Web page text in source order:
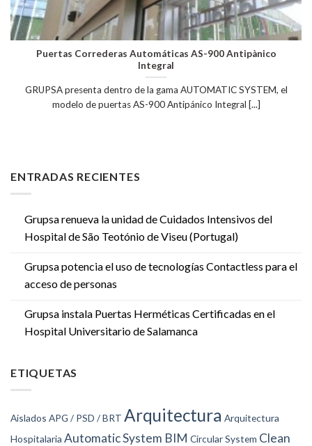
ENTRADAS RECIENTES
Grupsa renueva la unidad de Cuidados Intensivos del
Hospital de São Teotónio de Viseu (Portugal)
Grupsa potencia el uso de tecnologías Contactless para el
acceso de personas
Grupsa instala Puertas Herméticas Certificadas en el
Hospital Universitario de Salamanca
ETIQUETAS
Aislados APG / PSD / BRT Arquitectura Arquitectura
Hospitalaria Automatic System BIM Circular System Clean
Puertas Correderas Automáticas AS-900 Antipànico
Integral
GRUPSA presenta dentro de la gama AUTOMATIC SYSTEM, el
modelo de puertas AS-900 Antipánico Integral [...]